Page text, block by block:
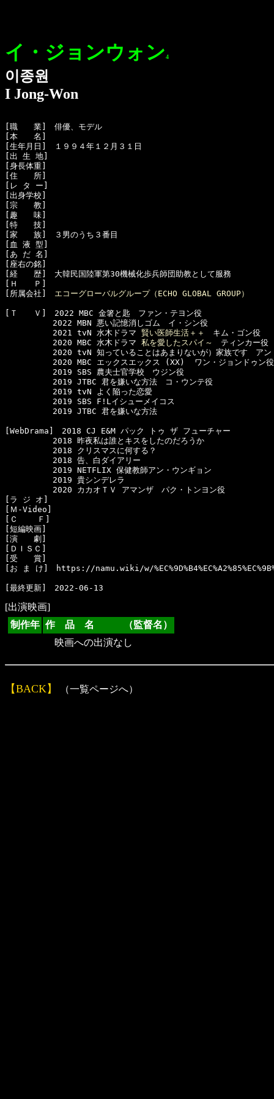
イ・ジョンウォン4
이종원
I Jong-Won
[職　　業]　俳優、モデル
[本　　名]
[生年月日]　１９９４年１２月３１日
[出 生 地]
[身長体重]
[住　　所]
[レ タ ー]
[出身学校]
[宗　　教]
[趣　　味]
[特　　技]
[家　　族]　３男のうち３番目
[血 液 型]
[あ だ 名]
[座右の銘]
[経　　歴]　大韓民国陸軍第30機械化歩兵師団助教として服務
[Ｈ　　Ｐ]
[所属会社] エコーグローバルグループ（ECHO GLOBAL GROUP）
[Ｔ　　Ｖ]　2022 MBC 金箸と匙　ファン・テヨン役
2022 MBN 悪い記憶消しゴム　イ・シン役
2021 tvN 水木ドラマ 賢い医師生活＋＋
キム・ゴン役
2020 MBC 水木ドラマ 私を愛したスパイ～
ティンカー役
2020 tvN 知っていることはあまりないが）家族です　アン・
2020 MBC エックスエックス (XX)  ワン・ジョンドゥン役
2019 SBS 農夫士官学校　ウジン役
2019 JTBC 君を嫌いな方法　コ・ウンテ役
2019 tvN よく陥った恋愛
2019 SBS F!Lイシューメイコス
2019 JTBC 君を嫌いな方法
[WebDrama]　2018 CJ E&M パック トゥ ザ フューチャー
2018 昨夜私は誰とキスをしたのだろうか
2018 クリスマスに何する？
2018 告、白ダイアリー
2019 NETFLIX 保健教師アン・ウンギョン
2019 貴シンデレラ
2020 カカオＴＶ アマンザ　パク・トンヨン役
[ラ ジ オ]
[Ｍ-Video]
[Ｃ    Ｆ]
[短編映画]
[演　　劇]
[ＤＩＳＣ]
[受　　賞]
[お ま け]　https://namu.wiki/w/
[出演映画]
制作年 作 品 名 （監督名）
映画への出演なし
【BACK】 （一覧ページへ）